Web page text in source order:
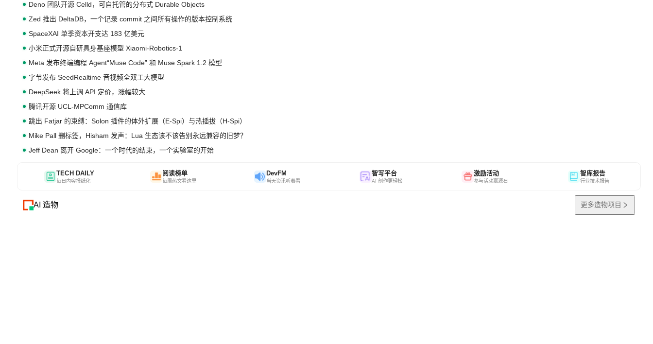
Deno 团队开源 Celld，可自托管的分布式 Durable Objects
Zed 推出 DeltaDB，一个记录 commit 之间所有操作的版本控制系统
SpaceXAI 单季资本开支达 183 亿美元
小米正式开源自研具身基座模型 Xiaomi-Robotics-1
Meta 发布终端编程 Agent“Muse Code” 和 Muse Spark 1.2 模型
字节发布 SeedRealtime 音视频全双工大模型
DeepSeek 将上调 API 定价，涨幅较大
腾讯开源 UCL-MPComm 通信库
跳出 Fatjar 的束缚：Solon 插件的体外扩展（E-Spi）与热插拔（H-Spi）
Mike Pall 删标签，Hisham 发声：Lua 生态该不该告别永远兼容的旧梦？
Jeff Dean 离开 Google：一个时代的结束，一个实验室的开始
TECH DAILY
每日内容报纸化
阅读榜单
每周热文看这里
DevFM
当天资讯听着看
智写平台
AI 创作更轻松
激励活动
参与活动赢源石
智库报告
行业技术报告
AI 造物 更多造物项目